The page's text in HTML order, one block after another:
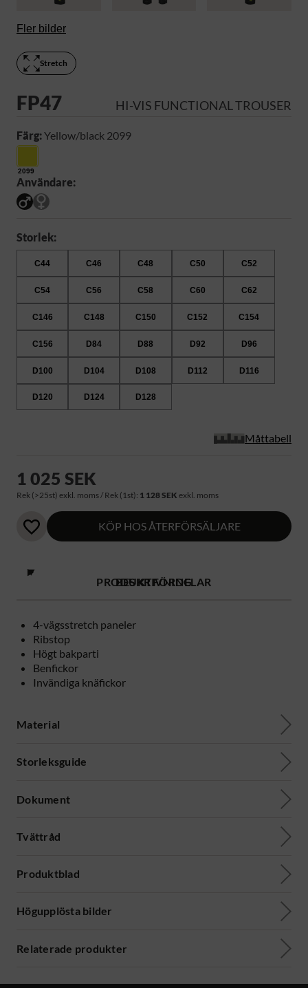
Fler bilder
Stretch
FP47 HI-VIS FUNCTIONAL TROUSER
Färg:Yellow/black 2099
2099
Användare:
Storlek:
C44 C46 C48 C50 C52
C54 C56 C58 C60 C62
C146 C148 C150 C152 C154
C156 D84 D88 D92 D96
D100 D104 D108 D112 D116
D120 D124 D128
Måttabell
1 025 SEK
Rek (>25st) exkl. moms / Rek (1st): 1 128 SEK exkl. moms
KÖP HOS ÅTERFÖRSÄLJARE
PRODUKTFÖRDELAR
4-vägsstretch paneler
Ribstop
Högt bakparti
Benfickor
Invändiga knäfickor
BESKRIVNING
Material
Storleksguide
Dokument
Tvättråd
Produktblad
Högupplösta bilder
Relaterade produkter